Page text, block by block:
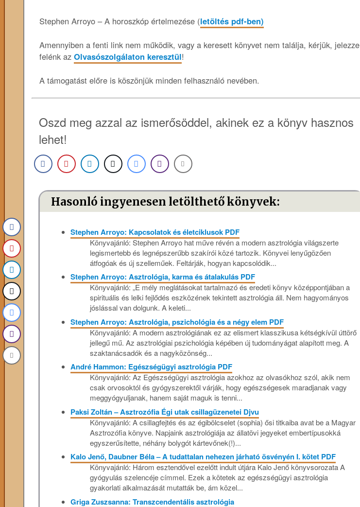
Stephen Arroyo – A horoszkóp értelmezése (letöltés pdf-ben)
Amennyiben a fenti link nem működik, vagy a keresett könyvet nem találja, kérjük, jelezze
felénk az Olvasószolgálaton keresztül!
A támogatást előre is köszönjük minden felhasználó nevében.
Oszd meg azzal az ismerősöddel, akinek ez a könyv hasznos
lehet!
Hasonló ingyenesen letölthető könyvek:
Stephen Arroyo: Kapcsolatok és életciklusok PDF
Könyvajánló: Stephen Arroyo hat műve révén a modern asztrológia világszerte
legismertebb és legnépszerűbb szakírói közé tartozik. Könyvei lenyűgözően
átfogóak és új szelleműek. Feltárják, hogyan kapcsolódik...
Stephen Arroyo: Asztrológia, karma és átalakulás PDF
Könyvajánló: „E mély meglátásokat tartalmazó és eredeti könyv középpontjában a
spirituális és lelki fejlődés eszközének tekintett asztrológia áll. Nem hagyományos
jóslással van dolgunk. A keleti...
Stephen Arroyo: Asztrológia, pszichológia és a négy elem PDF
Könyvajánló: A modern asztrológiának ez az elismert klasszikusa kétségkívül úttörő
jellegű mű. Az asztrológiai pszichológia képében új tudományágat alapított meg. A
szaktanácsadók és a nagyközönség...
André Hammon: Egészségügyi asztrológia PDF
Könyvajánló: Az ​Egészségügyi asztrológia azokhoz az olvasókhoz szól, akik nem
csak orvosoktól és gyógyszerektől várják, hogy egészségesek maradjanak vagy
meggyógyuljanak, hanem saját maguk is tenni...
Paksi Zoltán – Asztrozófia Égi utak csillagüzenetei Djvu
Könyvajánló: A csillagfejtés és az égibölcselet (sophia) ősi titkaiba avat be a Magyar
Asztrozófia könyve. Napjaink asztrológiája az állatövi jegyeket embertípusokká
egyszerűsítette, néhány bolygót kártevőnek(!)...
Kalo Jenő, Daubner Béla – A tudattalan nehezen járható ösvényén I. kötet PDF
Könyvajánló: Három esztendővel ezelőtt indult útjára Kalo Jenő könyvsorozata A
gyógyulás szelencéje címmel. Ezek a kötetek az egészségügyi asztrológia
gyakorlati alkalmazását mutatták be, ám közel...
Griga Zuszsanna: Transzcendentális asztrológia